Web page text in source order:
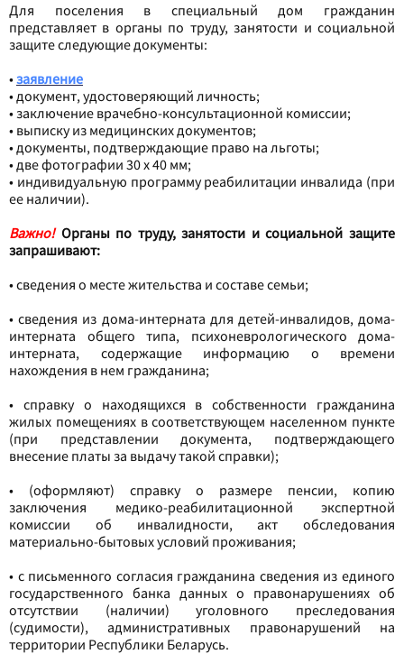
Для поселения в специальный дом гражданин
представляет в органы по труду, занятости и социальной
защите следующие документы:
•заявление
•документ, удостоверяющий личность;
•заключение врачебно-консультационной комиссии;
• выписку из медицинских документов;
•документы, подтверждающие право на льготы;
•две фотографии 30 x 40 мм;
• индивидуальную программу реабилитации инвалида (при
ее наличии).
Важно! Органы по труду, занятости и социальной защите
запрашивают:
•сведения о месте жительства и составе семьи;
• сведения из дома-интерната для детей-инвалидов, дома-
интерната общего типа, психоневрологического дома-
интерната, содержащие информацию о времени
нахождения в нем гражданина;
• справку о находящихся в собственности гражданина
жилых помещениях в соответствующем населенном пункте
(при представлении документа, подтверждающего
внесение платы за выдачу такой справки);
•
(оформляют) справку о размере пенсии, копию
заключения медико-реабилитационной экспертной
комиссии об инвалидности, акт обследования
материально-бытовых условий проживания;
• с письменного согласия гражданина сведения из единого
государственного банка данных о правонарушениях об
отсутствии (наличии) уголовного преследования
(судимости), административных правонарушений на
территории Республики Беларусь.